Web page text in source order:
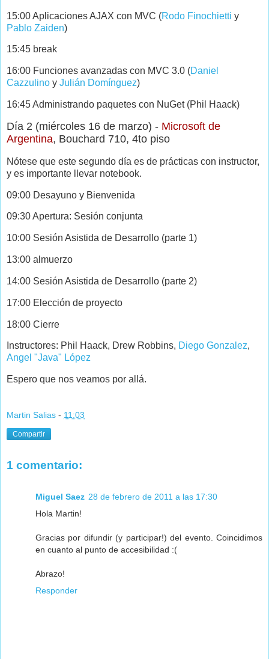
15:00 Aplicaciones AJAX con MVC (Rodo Finochietti y
Pablo Zaiden)
15:45 break
16:00 Funciones avanzadas con MVC 3.0 (Daniel
Cazzulino y Julián Domínguez)
16:45 Administrando paquetes con NuGet (Phil Haack)
Día 2 (miércoles 16 de marzo) - Microsoft de
Argentina, Bouchard 710, 4to piso
Nótese que este segundo día es de prácticas con instructor,
y es importante llevar notebook.
09:00 Desayuno y Bienvenida
09:30 Apertura: Sesión conjunta
10:00 Sesión Asistida de Desarrollo (parte 1)
13:00 almuerzo
14:00 Sesión Asistida de Desarrollo (parte 2)
17:00 Elección de proyecto
18:00 Cierre
Instructores: Phil Haack, Drew Robbins, Diego Gonzalez,
Angel "Java" López
Espero que nos veamos por allá.
Martin Salias - 11:03
Compartir
1 comentario:
Miguel Saez 28 de febrero de 2011 a las 17:30
Hola Martin!
Gracias por difundir (y participar!) del evento. Coincidimos
en cuanto al punto de accesibilidad :(
Abrazo!
Responder